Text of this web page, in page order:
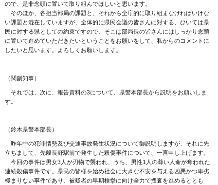
ので、是非念頭に置いて取り組んでほしいと思います。
そのほか、各担当部局の課題と、それから全庁的に取り組まなければいけな
い課題と混在していますが、全体的に県民会議の皆さんに対する、ひいては県
民に対する県としての約束ですので、そこは部局長の皆さんにはしっかり念頭
に置いて進めていただきたいということをお願いをして、私からのコメントに
したいと思います。よろしくお願いします。
（関副知事）
それでは、次に、報告資料の3について、県警本部長から説明をお願いしま
す。
（鈴木県警本部長）
昨年中の犯罪情勢及び交通事故発生状況について御説明しますが、それに先
立ちまして、先般長野駅前で発生した殺傷事件について、一言申し上げます。
今回の事件は男女3人が刃物で襲われ、うち、男性1人の尊い人命が奪われた
連続殺傷事件です。県民の皆様を始め社会に大きな不安を与える凶悪かつ卑劣
極まりない事件であり、被疑者の早期検挙に向け全力で捜査を進めるととも